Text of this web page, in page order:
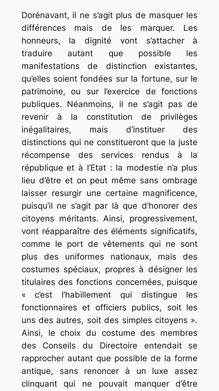
Dorénavant, il ne s’agit plus de masquer les
différences mais de les marquer. Les
honneurs, la dignité vont s’attacher à
traduire autant que possible les
manifestations de distinction existantes,
qu’elles soient fondées sur la fortune, sur le
patrimoine, ou sur l’exercice de fonctions
publiques. Néanmoins, il ne s’agit pas de
revenir à la constitution de privilèges
inégalitaires, mais d’instituer des
distinctions qui ne constitueront que la juste
récompense des services rendus à la
république et à l’Etat : la modestie n’a plus
lieu d’être et on peut même sans ombrage
laisser resurgir une certaine magnificence,
puisqu’il ne s’agit par là que d’honorer des
citoyens méritants. Ainsi, progressivement,
vont réapparaître des éléments significatifs,
comme le port de vêtements qui ne sont
plus des uniformes nationaux, mais des
costumes spéciaux, propres à désigner les
titulaires des fonctions concernées, puisque
« c’est l’habillement qui distingue les
fonctionnaires et officiers publics, soit les
uns des autres, soit des simples citoyens ».
Ainsi, le choix du costume des membres
des Conseils du Directoire entendait se
rapprocher autant que possible de la forme
antique, sans renoncer à un luxe assez
clinquant qui ne pouvait manquer d’être